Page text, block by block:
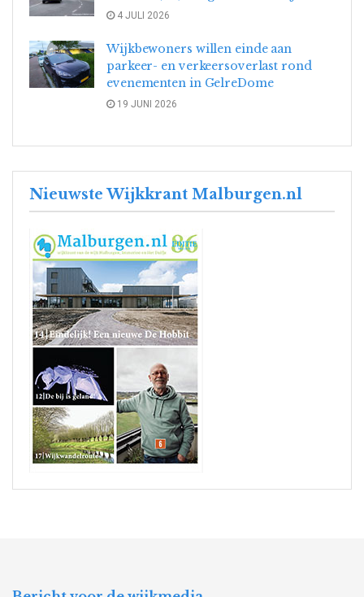
4 JULI 2026
Wijkbewoners willen einde aan
parkeer- en verkeersoverlast rond
evenementen in GelreDome
19 JUNI 2026
Nieuwste Wijkkrant Malburgen.nl